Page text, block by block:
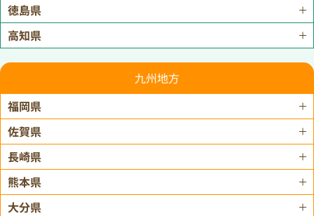
徳島県
高知県
九州地方
福岡県
佐賀県
長崎県
熊本県
大分県